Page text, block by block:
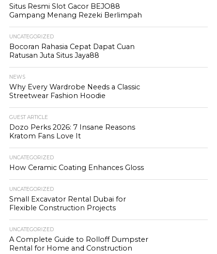
Situs Resmi Slot Gacor BEJO88
Gampang Menang Rezeki Berlimpah
UNCATEGORIZED
Bocoran Rahasia Cepat Dapat Cuan
Ratusan Juta Situs Jaya88
NEWS
Why Every Wardrobe Needs a Classic
Streetwear Fashion Hoodie
GUEST ARTICLE
Dozo Perks 2026: 7 Insane Reasons
Kratom Fans Love It
UNCATEGORIZED
How Ceramic Coating Enhances Gloss
UNCATEGORIZED
Small Excavator Rental Dubai for
Flexible Construction Projects
UNCATEGORIZED
A Complete Guide to Rolloff Dumpster
Rental for Home and Construction